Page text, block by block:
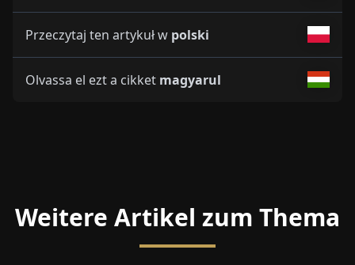
Przeczytaj ten artykuł w polski
Olvassa el ezt a cikket magyarul
Weitere Artikel zum Thema